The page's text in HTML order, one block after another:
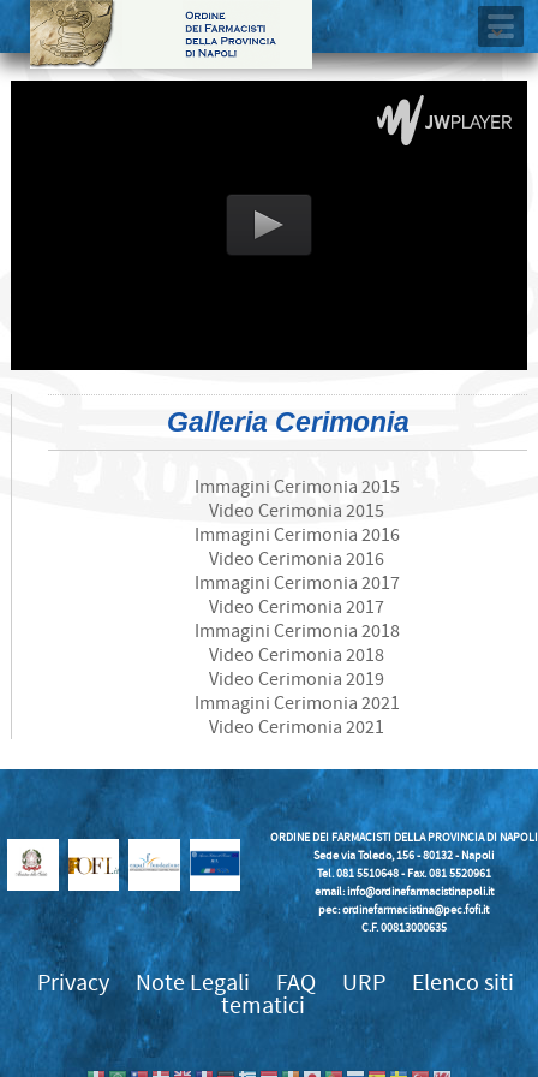
Galleria Cerimonia
Immagini Cerimonia 2015
Video Cerimonia 2015
Immagini Cerimonia 2016
Video Cerimonia 2016
Immagini Cerimonia 2017
Video Cerimonia 2017
Immagini Cerimonia 2018
Video Cerimonia 2018
Video Cerimonia 2019
Immagini Cerimonia 2021
Video Cerimonia 2021
ORDINE DEI FARMACISTI DELLA PROVINCIA DI NAPOLI
Sede via Toledo, 156 - 80132 - Napoli
Tel. 081 5510648 - Fax. 081 5520961
email:info@ordinefarmacistinapoli.it
pec: ordinefarmacistina@pec.fofi.it
C.F. 00813000635
Privacy Note Legali FAQ URP
Elenco siti
tematici